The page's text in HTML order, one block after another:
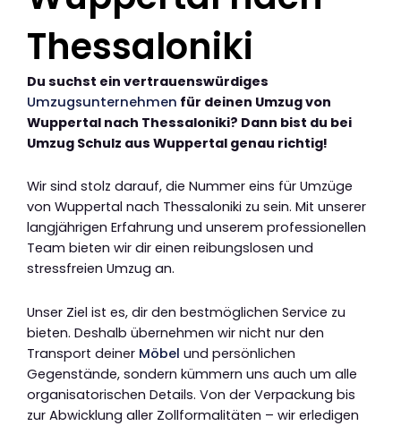
Thessaloniki
Du suchst ein vertrauenswürdiges
Umzugsunternehmen für deinen Umzug von
Wuppertal nach Thessaloniki? Dann bist du bei
Umzug Schulz aus Wuppertal genau richtig!
Wir sind stolz darauf, die Nummer eins für Umzüge
von Wuppertal nach Thessaloniki zu sein. Mit unserer
langjährigen Erfahrung und unserem professionellen
Team bieten wir dir einen reibungslosen und
stressfreien Umzug an.
Unser Ziel ist es, dir den bestmöglichen Service zu
bieten. Deshalb übernehmen wir nicht nur den
Transport deiner Möbel und persönlichen
Gegenstände, sondern kümmern uns auch um alle
organisatorischen Details. Von der Verpackung bis
zur Abwicklung aller Zollformalitäten – wir erledigen